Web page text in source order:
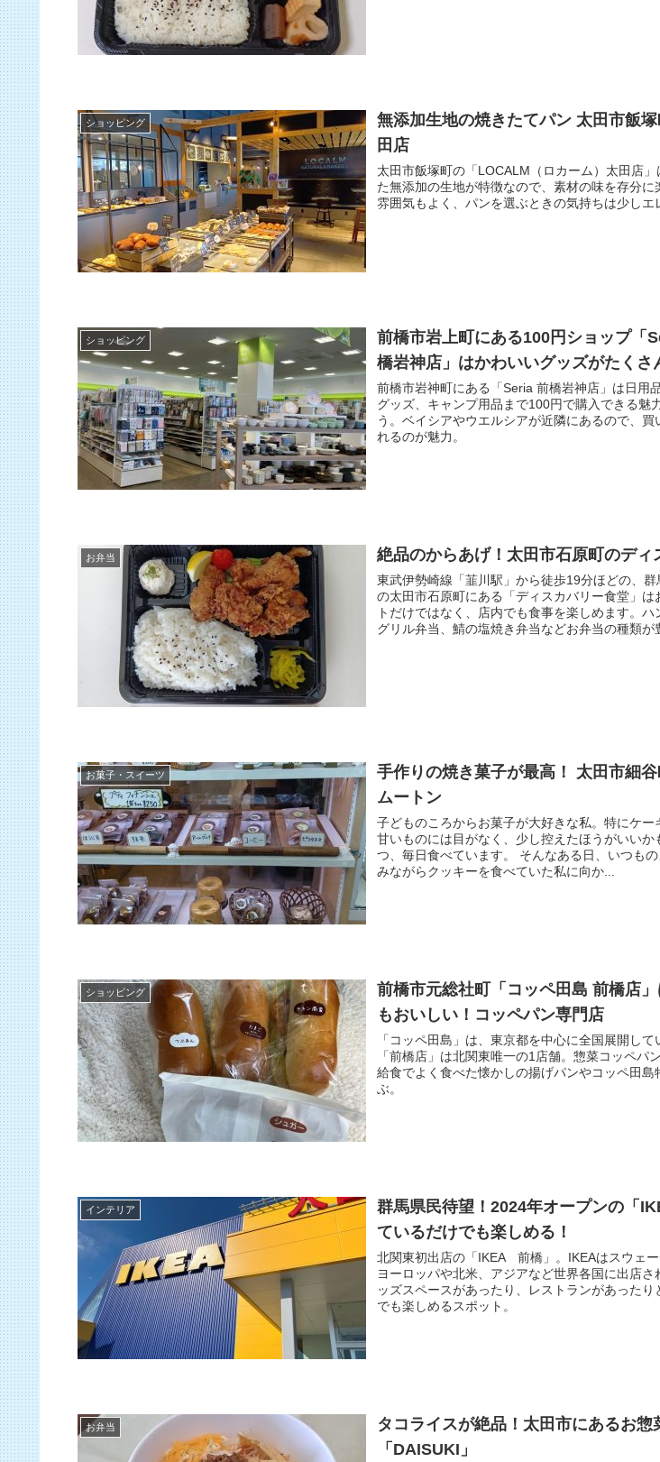
ショッピング
無添加生地の焼きたてパン 太田市飯
田店
太田市飯塚町の「LOCALM（ロカーム）太田店
た無添加の生地が特徴なので、素材の味を存分に
雰囲気もよく、パンを選ぶときの気持ちは少しエ
ショッピング
前橋市岩上町にある100円ショップ「
橋岩神店」はかわいいグッズがたくさ
前橋市岩神町にある「Seria 前橋岩神店」は日用
グッズ、キャンプ用品まで100円で購入できる魅
う。ベイシアやウエルシアが近隣にあるので、買
れるのが魅力。
お弁当 絶品のからあげ！太田市石原町のディ
東武伊勢崎線「韮川駅」から徒歩19分ほどの、
の太田市石原町にある「ディスカバリー食堂」は
トだけではなく、店内でも食事を楽しめます。
グリル弁当、鯖の塩焼き弁当などお弁当の種類が
お菓子・スイーツ
手作りの焼き菓子が最高！ 太田市細
ムートン
子どものころからお菓子が大好きな私。特にケー
甘いものには目がなく、少し控えたほうがいいか
つ、毎日食べています。 そんなある日、いつも
みながらクッキーを食べていた私に向か...
ショッピング
前橋市元総社町「コッペ田島 前橋店
もおいしい！コッペパン専門店
「コッペ田島」は、東京都を中心に全国展開して
「前橋店」は北関東唯一の1店舗。惣菜コッペパ
給食でよく食べた懐かしの揚げパンやコッペ田島
ぶ。
インテリア
群馬県民待望！2024年オープンの「
ているだけでも楽しめる！
北関東初出店の「IKEA 前橋」。IKEAはスウェー
ヨーロッパや北米、アジアなど世界各国に出店さ
ッズスペースがあったり、レストランがあったり
でも楽しめるスポット。
お弁当
タコライスが絶品！太田市にあるお惣
「DAISUKI」